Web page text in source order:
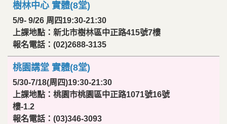
樹林中心 實體(8堂)
5/9- 9/26 周四19:30-21:30
上課地點：新北市樹林區中正路415號7樓
報名電話：(02)2688-3135
桃園講堂 實體(8堂)
5/30-7/18(周四)19:30-21:30
上課地點：桃園市桃園區中正路1071號16號
樓-1.2
報名電話：(03)346-3093